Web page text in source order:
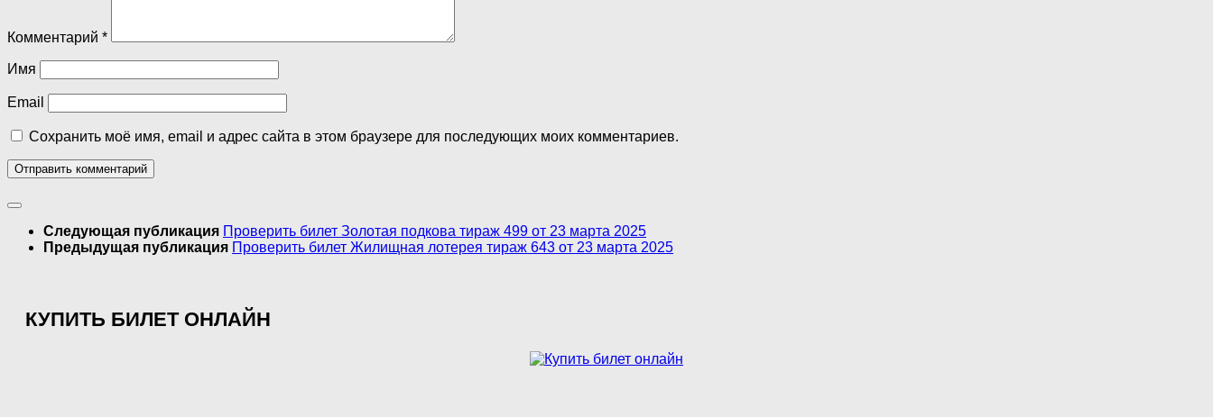
Комментарий *
Имя
Email
Сохранить моё имя, email и адрес сайта в этом браузере для последующих моих комментариев.
Следующая публикация Проверить билет Золотая подкова тираж 499 от 23 марта 2025
Предыдущая публикация Проверить билет Жилищная лотерея тираж 643 от 23 марта 2025
КУПИТЬ БИЛЕТ ОНЛАЙН